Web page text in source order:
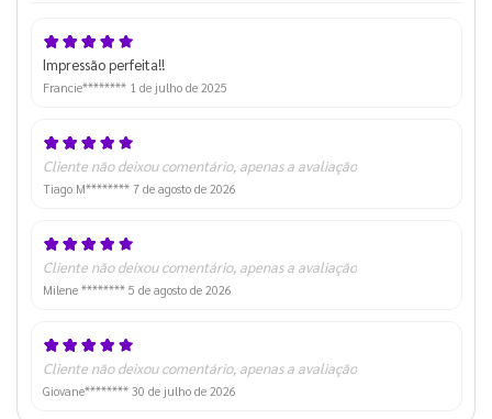
Impressão perfeita!!
Francie******** 1 de julho de 2025
Cliente não deixou comentário, apenas a avaliação
Tiago M******** 7 de agosto de 2026
Cliente não deixou comentário, apenas a avaliação
Milene ******** 5 de agosto de 2026
Cliente não deixou comentário, apenas a avaliação
Giovane******** 30 de julho de 2026